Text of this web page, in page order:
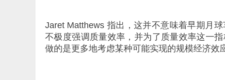
Jaret Matthews 指出，这并不意味着早期月
不极度强调质量效率，并为了质量效率这一
做的是更多地考虑某种可能实现的规模经济效